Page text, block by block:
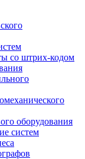
со штрих-кодом
оборудования
систем